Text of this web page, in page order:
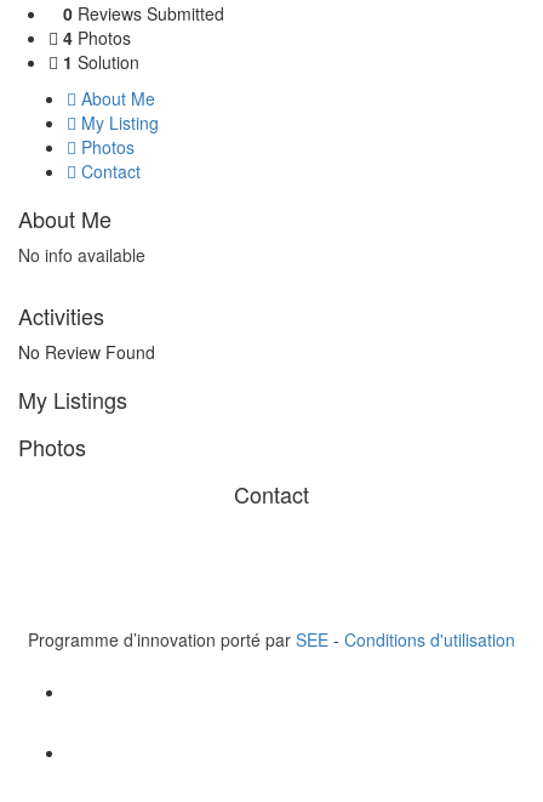
0 Reviews Submitted
4 Photos
1 Solution
About Me
My Listing
Photos
Contact
About Me
No info available
Activities
No Review Found
My Listings
Photos
Contact
Programme d’innovation porté par SEE - Conditions d'utilisation